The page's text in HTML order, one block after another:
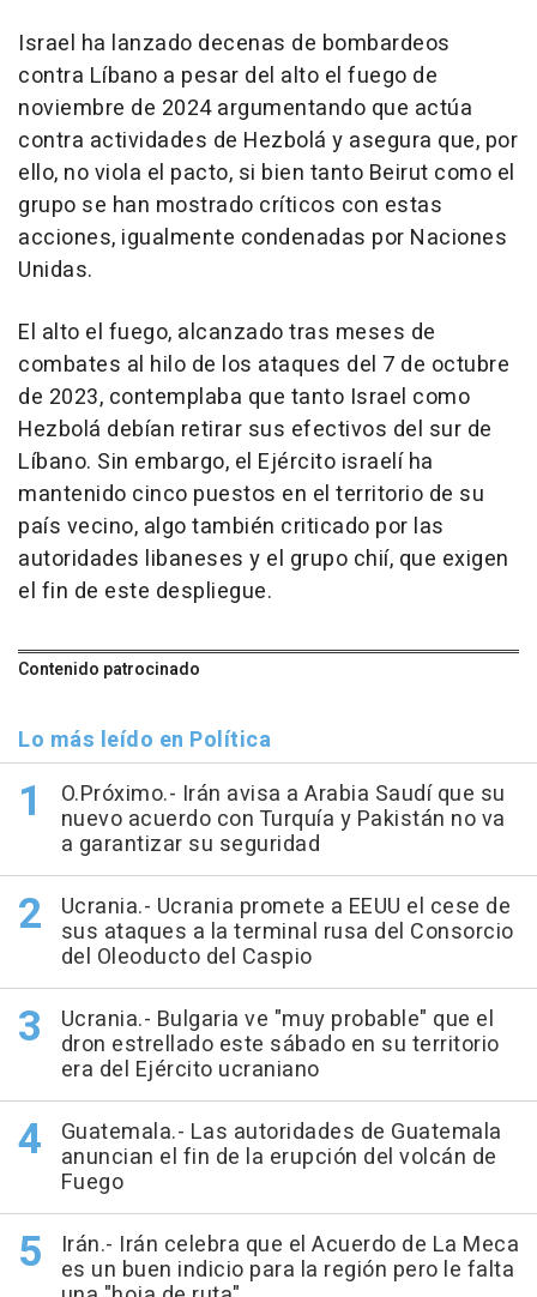
Israel ha lanzado decenas de bombardeos
contra Líbano a pesar del alto el fuego de
noviembre de 2024 argumentando que actúa
contra actividades de Hezbolá y asegura que, por
ello, no viola el pacto, si bien tanto Beirut como el
grupo se han mostrado críticos con estas
acciones, igualmente condenadas por Naciones
Unidas.
El alto el fuego, alcanzado tras meses de
combates al hilo de los ataques del 7 de octubre
de 2023, contemplaba que tanto Israel como
Hezbolá debían retirar sus efectivos del sur de
Líbano. Sin embargo, el Ejército israelí ha
mantenido cinco puestos en el territorio de su
país vecino, algo también criticado por las
autoridades libaneses y el grupo chií, que exigen
el fin de este despliegue.
Contenido patrocinado
Lo más leído en Política
O.Próximo.- Irán avisa a Arabia Saudí que su
nuevo acuerdo con Turquía y Pakistán no va
a garantizar su seguridad
Ucrania.- Ucrania promete a EEUU el cese de
sus ataques a la terminal rusa del Consorcio
del Oleoducto del Caspio
Ucrania.- Bulgaria ve "muy probable" que el
dron estrellado este sábado en su territorio
era del Ejército ucraniano
Guatemala.- Las autoridades de Guatemala
anuncian el fin de la erupción del volcán de
Fuego
Irán.- Irán celebra que el Acuerdo de La Meca
es un buen indicio para la región pero le falta